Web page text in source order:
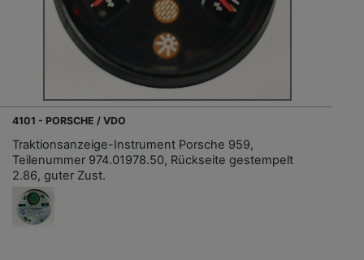
4101 - PORSCHE / VDO
Traktionsanzeige-Instrument Porsche 959,
Teilenummer 974.01978.50, Rückseite gestempelt
2.86, guter Zust.